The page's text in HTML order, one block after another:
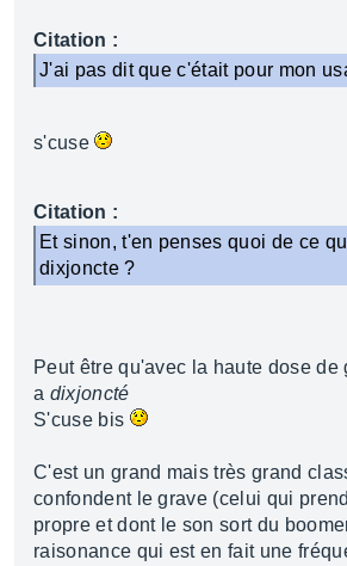
Citation :
J'ai pas dit que c'était pour mon
s'cuse
Citation :
Et sinon, t'en penses quoi de ce
dixjoncte ?
Peut être qu'avec la haute dose de
a dixjoncté
S'cuse bis
C'est un grand mais très grand
confondent le grave (celui qui
propre et dont le son sort du
raisonance qui est en fait une